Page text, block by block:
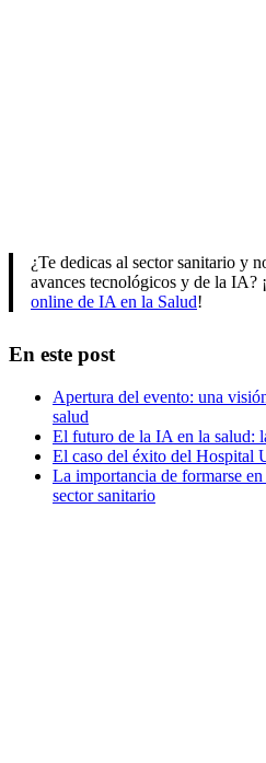
¿Te dedicas al sector sanitario y
avances tecnológicos y de la IA?
online de IA en la Salud!
En este post
Apertura del evento: una
salud
El futuro de la IA en la salud:
El caso del éxito del Hospital
La importancia de formarse
sector sanitario